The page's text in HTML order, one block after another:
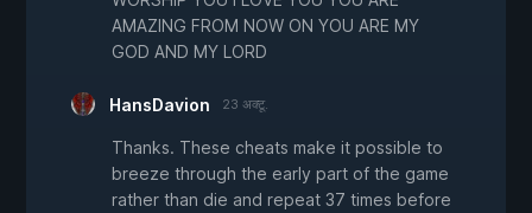
AMAZING FROM NOW ON YOU ARE MY
GOD AND MY LORD
HansDavion 23 अक्टू.
Thanks. These cheats make it possible to
breeze through the early part of the game
rather than die and repeat 37 times before